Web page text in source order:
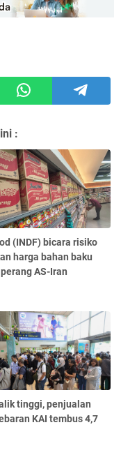
:
(INDF) bicara risiko
harga bahan baku
AS-Iran
tinggi, penjualan
KAI tembus 4,7